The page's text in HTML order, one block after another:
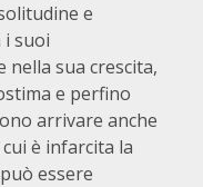
e
suoi
nella sua crescita,
e perfino
arrivare anche
cui è infarcita la
essere